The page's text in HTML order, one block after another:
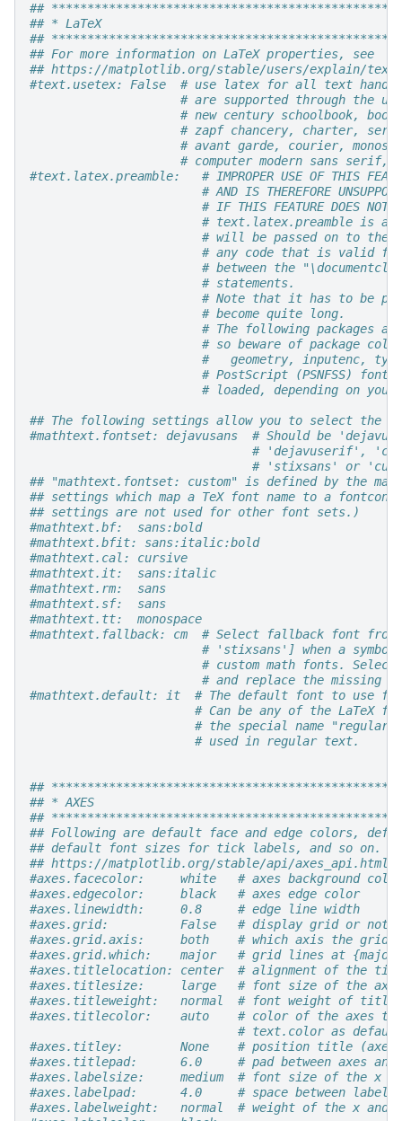
##
## * LaTeX
##
## For more information on LaTeX properties, see
## https://matplotlib.org/stable/users/explain/text/
#text.usetex: False  # use latex for all text
# are supported through the
# new century schoolbook,
# zapf chancery, charter,
# avant garde, courier,
# computer modern sans serif,
#text.latex.preamble:   # IMPROPER USE OF THIS
# AND IS THEREFORE
# IF THIS FEATURE DOES NOT
# text.latex.preamble is a
# will be passed on to the
# any code that is valid
# between the
# statements.
# Note that it has to be
# become quite long.
# The following packages
# so beware of package
#   geometry, inputenc,
# PostScript (PSNFSS) font
# loaded, depending on
## The following settings allow you to select the
#mathtext.fontset: dejavusans  # Should be
# 'dejavuserif', 'cm'
# 'stixsans' or
## "mathtext.fontset: custom" is defined by the
## settings which map a TeX font name to a
## settings are not used for other font sets.)
#mathtext.bf:  sans:bold
#mathtext.bfit: sans:italic:bold
#mathtext.cal: cursive
#mathtext.it:  sans:italic
#mathtext.rm:  sans
#mathtext.sf:  sans
#mathtext.tt:  monospace
#mathtext.fallback: cm  # Select fallback font
# 'stixsans'] when a
# custom math fonts.
# and replace the missing
#mathtext.default: it  # The default font to use for
# Can be any of the LaTeX
# the special name
# used in regular text.
##
## * AXES
##
## Following are default face and edge colors,
## default font sizes for tick labels, and so on.
## https://matplotlib.org/stable/api/
#axes.facecolor:     white   # axes background color
#axes.edgecolor:     black   # axes edge color
#axes.linewidth:     0.8     # edge line width
#axes.grid:          False   # display grid or not
#axes.grid.axis:     both    # which axis the grid
#axes.grid.which:    major   # grid lines at
#axes.titlelocation: center  # alignment of the
#axes.titlesize:     large   # font size of the
#axes.titleweight:   normal  # font weight of title
#axes.titlecolor:    auto    # color of the axes
# text.color as
#axes.titley:        None    # position title (axes
#axes.titlepad:      6.0     # pad between axes
#axes.labelsize:     medium  # font size of the x
#axes.labelpad:      4.0     # space between label
#axes.labelweight:   normal  # weight of the x and